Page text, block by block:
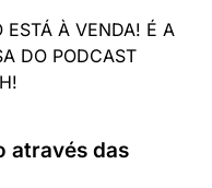
ESTÁ À VENDA! É A
DO PODCAST
através das